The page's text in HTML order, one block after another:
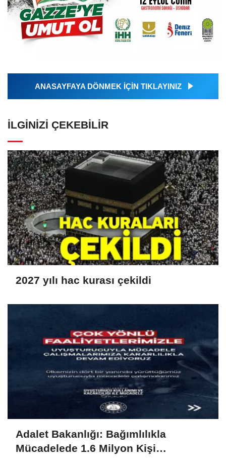
ANASAYFAYA DÖNMEK İÇİN TIKLAYINIZ
İLGINIZI ÇEKEBILIR
2027 yılı hac kurası çekildi
Adalet Bakanlığı: Bağımlılıkla
Mücadelede 1.6 Milyon Kişi